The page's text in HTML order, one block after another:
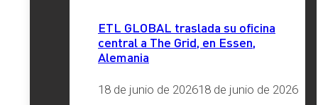
ETL GLOBAL traslada su oficina
central a The Grid, en Essen,
Alemania
18 de junio de 202618 de junio de 2026
para ETL GLOBAL y gracias a esta integración esperamos
consolidar nuestra posición de referencia en el middle
market en Madrid”.
Además, este paso estratégico, coincide con el traslado